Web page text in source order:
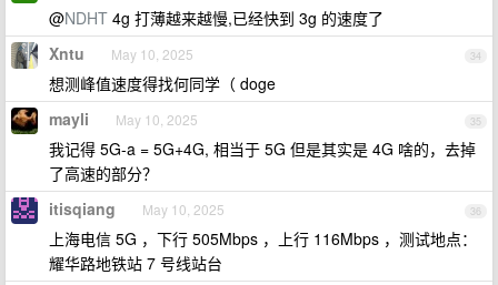
@NDHT 4g 打薄越来越慢,已经快到 3g 的速度了
34
Xntu May 10, 2025
想测峰值速度得找何同学（ doge
35
mayli May 10, 2025
我记得 5G-a = 5G+4G, 相当于 5G 但是其实是 4G 啥的，去掉
了高速的部分？
36
itisqiang May 10, 2025
上海电信 5G ，下行 505Mbps ，上行 116Mbps ，测试地点：
耀华路地铁站 7 号线站台